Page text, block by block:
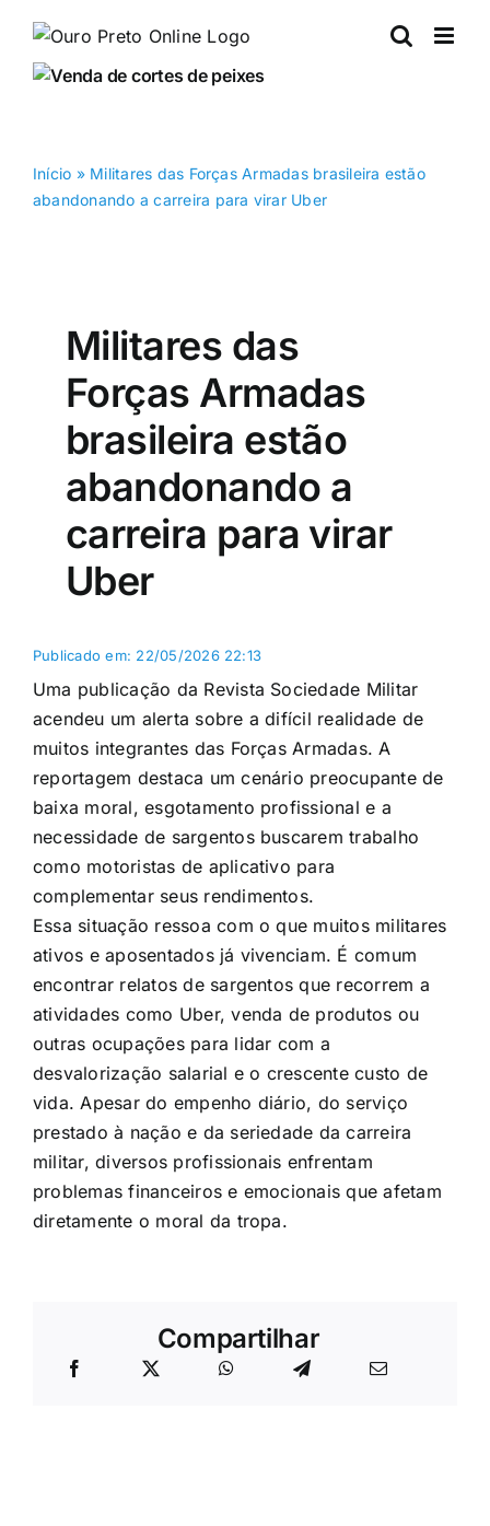
para
Início » Militares das Forças Armadas brasileira estão
abandonando a carreira para virar Uber
Militares das
Forças Armadas
brasileira estão
abandonando a
carreira para virar
Uber
Publicado em: 22/05/2026 22:13
Uma publicação da Revista Sociedade Militar
acendeu um alerta sobre a difícil realidade de
muitos integrantes das Forças Armadas. A
reportagem destaca um cenário preocupante de
baixa moral, esgotamento profissional e a
necessidade de sargentos buscarem trabalho
como motoristas de aplicativo para
complementar seus rendimentos.
Essa situação ressoa com o que muitos militares
ativos e aposentados já vivenciam. É comum
encontrar relatos de sargentos que recorrem a
atividades como Uber, venda de produtos ou
outras ocupações para lidar com a
desvalorização salarial e o crescente custo de
vida. Apesar do empenho diário, do serviço
prestado à nação e da seriedade da carreira
militar, diversos profissionais enfrentam
problemas financeiros e emocionais que afetam
diretamente o moral da tropa.
Compartilhar